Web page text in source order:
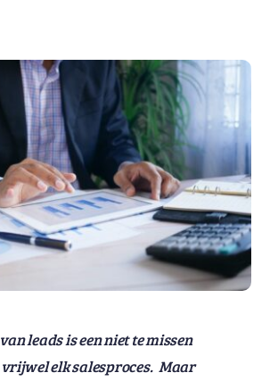
leads is een niet te missen
elk salesproces. Maar